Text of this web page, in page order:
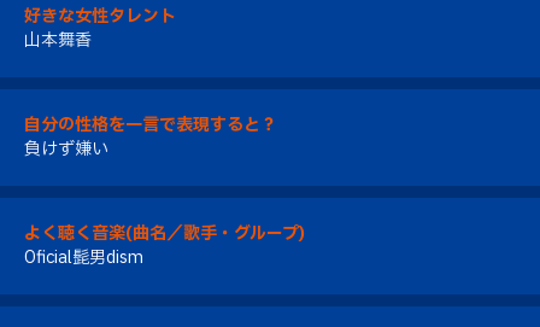
好きな女性タレント
山本舞香
自分の性格を一言で表現すると？
負けず嫌い
よく聴く音楽(曲名／歌手・グループ)
Oficial髭男dism